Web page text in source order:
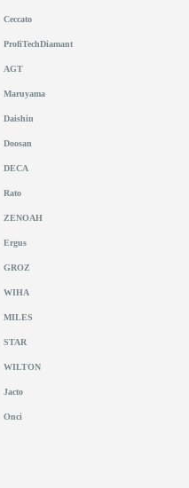
Ceccato
ProfiTechDiamant
AGT
Maruyama
Daishin
Doosan
DECA
Rato
ZENOAH
Ergus
GROZ
WIHA
MILES
STAR
WILTON
Jacto
Onci